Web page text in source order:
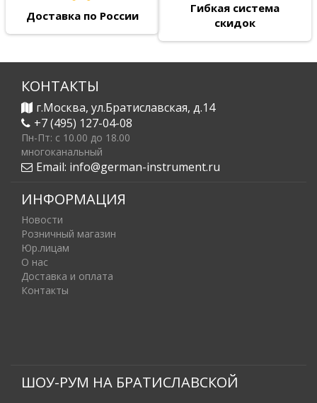
Доставка по России
Гибкая система
скидок
КОНТАКТЫ
г.Москва, ул.Братиславская, д.14
+7 (495) 127-04-08
Пн-Пт: c 10.00 до 18.00
многоканальный
Email: info@german-instrument.ru
ИНФОРМАЦИЯ
Новости
Розничный магазин
Юр.лицам
О нас
Доставка и оплата
Контакты
ШОУ-РУМ НА БРАТИСЛАВСКОЙ